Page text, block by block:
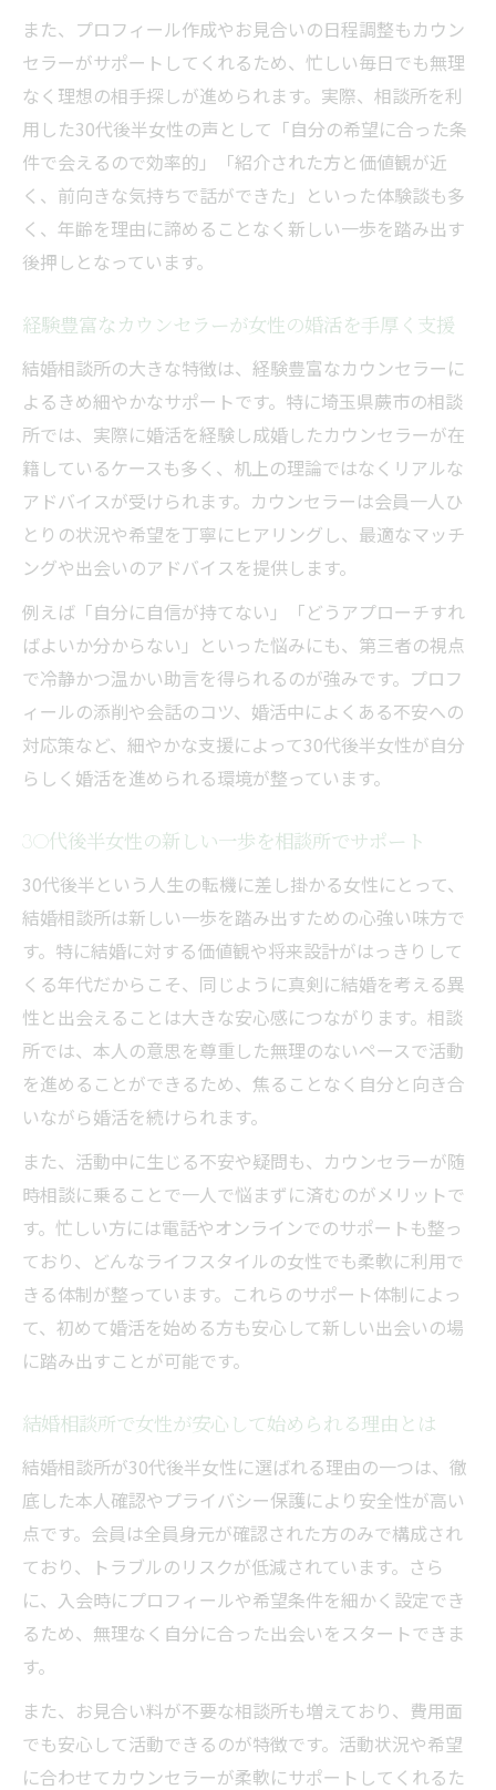
相談所利用で女性の婚活成功率が上がる理
由
女性視点で見る結婚相談所の活用法とは
30代後半女性が結婚相談所を活用する具体
的方法
女性の目線で考える相談所利用のポイント
総まとめ
カウンセラーのアドバイスが女性婚活を後
結婚相談所で女性が理想を叶えるコツと実
例
女性の希望に寄り添う結婚相談所の活用術
忙しい毎日に効率的な婚活の秘訣を探る
結婚相談所なら忙しい30代後半女性も効率
的婚活
時間が限られる女性に最適な婚活サポート
効率重視の婚活を結婚相談所で実現する方
30代後半女性のスケジュールに合わせた相
談所活用術
女性のライフスタイルに合った婚活計画を
心理的サポートも充実した婚活の進め方
結婚相談所のカウンセラーが女性の心に寄
り添う
30代後半女性が安心できる心理的サポート
体制
婚活中の女性が抱える不安を相談所で軽減
カウンセリングで女性の前向きな婚活を応
援
結婚相談所で女性が自分らしく活動できる
理由
真剣度の高い出会いが叶う場所の選び方
結婚相談所で30代後半女性が真剣な出会い
を得るには
女性が信頼できる出会いを見つける場所の
条件
所が最適
安心して婚活できる出会いの場選びのコツ
結婚相談所利用で女性が理想の出会いを実
現
また、プロフィール作成やお見合いの日程調整もカウン
セラーがサポートしてくれるため、忙しい毎日でも無理
なく理想の相手探しが進められます。実際、相談所を利
用した30代後半女性の声として「自分の希望に合った条
件で会えるので効率的」「紹介された方と価値観が近
く、前向きな気持ちで話ができた」といった体験談も多
く、年齢を理由に諦めることなく新しい一歩を踏み出す
後押しとなっています。
経験豊富なカウンセラーが女性の婚活を手厚く支援
結婚相談所の大きな特徴は、経験豊富なカウンセラーに
よるきめ細やかなサポートです。特に埼玉県蕨市の相談
所では、実際に婚活を経験し成婚したカウンセラーが在
籍しているケースも多く、机上の理論ではなくリアルな
アドバイスが受けられます。カウンセラーは会員一人ひ
とりの状況や希望を丁寧にヒアリングし、最適なマッチ
ングや出会いのアドバイスを提供します。
例えば「自分に自信が持てない」「どうアプローチすれ
ばよいか分からない」といった悩みにも、第三者の視点
で冷静かつ温かい助言を得られるのが強みです。プロフ
ィールの添削や会話のコツ、婚活中によくある不安への
対応策など、細やかな支援によって30代後半女性が自分
らしく婚活を進められる環境が整っています。
30代後半女性の新しい一歩を相談所でサポート
30代後半という人生の転機に差し掛かる女性にとって、
結婚相談所は新しい一歩を踏み出すための心強い味方で
す。特に結婚に対する価値観や将来設計がはっきりして
くる年代だからこそ、同じように真剣に結婚を考える異
性と出会えることは大きな安心感につながります。相談
所では、本人の意思を尊重した無理のないペースで活動
を進めることができるため、焦ることなく自分と向き合
いながら婚活を続けられます。
また、活動中に生じる不安や疑問も、カウンセラーが随
時相談に乗ることで一人で悩まずに済むのがメリットで
す。忙しい方には電話やオンラインでのサポートも整っ
ており、どんなライフスタイルの女性でも柔軟に利用で
きる体制が整っています。これらのサポート体制によっ
て、初めて婚活を始める方も安心して新しい出会いの場
に踏み出すことが可能です。
結婚相談所で女性が安心して始められる理由とは
結婚相談所が30代後半女性に選ばれる理由の一つは、徹
底した本人確認やプライバシー保護により安全性が高い
点です。会員は全員身元が確認された方のみで構成され
ており、トラブルのリスクが低減されています。さら
に、入会時にプロフィールや希望条件を細かく設定でき
るため、無理なく自分に合った出会いをスタートできま
す。
また、お見合い料が不要な相談所も増えており、費用面
でも安心して活動できるのが特徴です。活動状況や希望
に合わせてカウンセラーが柔軟にサポートしてくれるた